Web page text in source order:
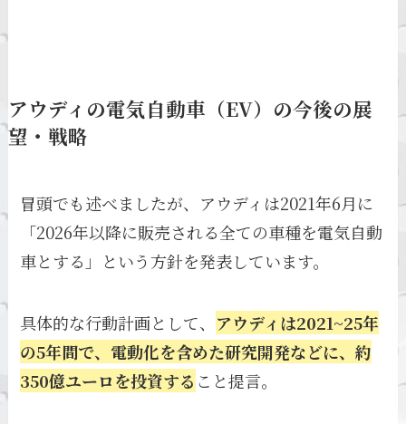
アウディの電気自動車（EV）の今後の展
望・戦略
冒頭でも述べましたが、アウディは2021年6月に
「2026年以降に販売される全ての車種を電気自動
車とする」という方針を発表しています。
具体的な行動計画として、 アウディは2021~25年
の5年間で、電動化を含めた研究開発などに、約
350億ユーロを投資する こと提言。